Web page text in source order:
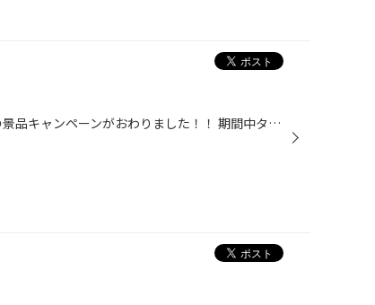
どーも！武田です！ 14日～16日までの景品キャンペーンがおわりました！！ 期間中タイヤをお買い上げの皆様、ありがとうございました(*^。^*) 景品目当てで来て頂いた方もいらっしゃいましたね、、、(笑) 景品はもうありませんが、まだまだ大商談会はおわりません！！ 今から冬タイヤをお買い上げの...